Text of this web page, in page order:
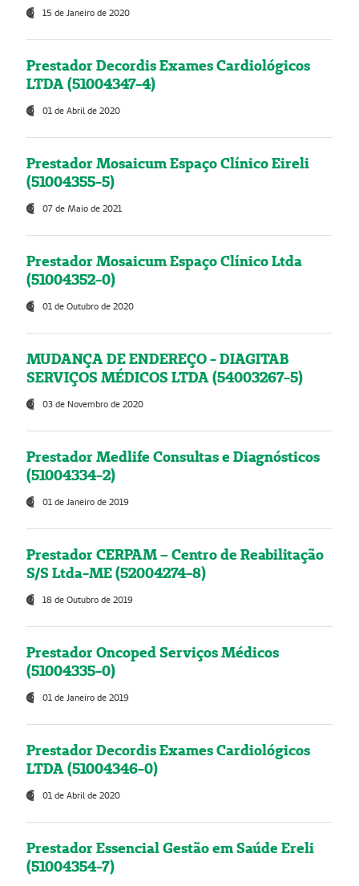
15 de Janeiro de 2020
Prestador Decordis Exames Cardiológicos
LTDA (51004347-4)
01 de Abril de 2020
Prestador Mosaicum Espaço Clínico Eireli
(51004355-5)
07 de Maio de 2021
Prestador Mosaicum Espaço Clínico Ltda
(51004352-0)
01 de Outubro de 2020
MUDANÇA DE ENDEREÇO - DIAGITAB
SERVIÇOS MÉDICOS LTDA (54003267-5)
03 de Novembro de 2020
Prestador Medlife Consultas e Diagnósticos
(51004334-2)
01 de Janeiro de 2019
Prestador CERPAM – Centro de Reabilitação
S/S Ltda-ME (52004274-8)
18 de Outubro de 2019
Prestador Oncoped Serviços Médicos
(51004335-0)
01 de Janeiro de 2019
Prestador Decordis Exames Cardiológicos
LTDA (51004346-0)
01 de Abril de 2020
Prestador Essencial Gestão em Saúde Ereli
(51004354-7)